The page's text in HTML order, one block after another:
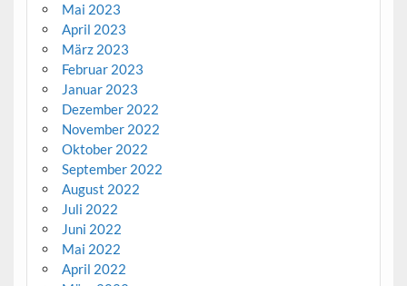
Mai 2023
April 2023
März 2023
Februar 2023
Januar 2023
Dezember 2022
November 2022
Oktober 2022
September 2022
August 2022
Juli 2022
Juni 2022
Mai 2022
April 2022